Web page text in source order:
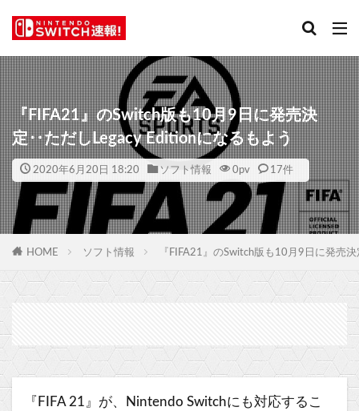
『FIFA21』のSwitch版も10月9日に発売決
定‥ただしLegacy Editionになるもよう
2020年6月20日 18:20 ソフト情報 0pv 17件
HOME ソフト情報 『FIFA21』のSwitch版も10月9日に発売
『FIFA 21』が、Nintendo Switchにも対応するこ